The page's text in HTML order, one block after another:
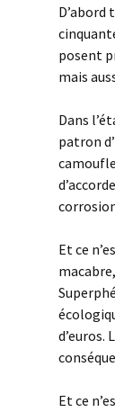
posent
mais
Dans
patron
Et ce
d’euros.
Et ce